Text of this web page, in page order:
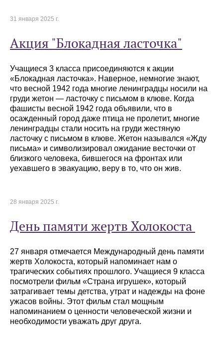
31 января 2025 г.
Акция "Блокадная ласточка"
Учащиеся 3 класса присоединяются к акции
«Блокадная ласточка». Наверное, немногие знают,
что весной 1942 года многие ленинградцы носили на
груди жетон — ласточку с письмом в клюве. Когда
фашисты весной 1942 года объявили, что в
осажденный город даже птица не пролетит, многие
ленинградцы стали носить на груди жестяную
ласточку с письмом в клюве. Жетон назывался «Жду
письма» и символизировал ожидание весточки от
близкого человека, бившегося на фронтах или
уехавшего в эвакуацию, веру в то, что он жив.
28 января 2025 г.
День памяти жертв Холокоста
27 января отмечается Международный день памяти
жертв Холокоста, который напоминает нам о
трагических событиях прошлого. Учащиеся 9 класса
посмотрели фильм «Страна игрушек», который
затрагивает темы детства, утрат и надежды на фоне
ужасов войны. Этот фильм стал мощным
напоминанием о ценности человеческой жизни и
необходимости уважать друг друга.